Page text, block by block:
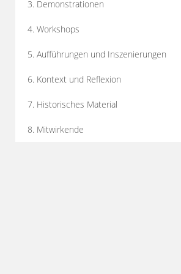
3. Demonstrationen
4. Workshops
5. Aufführungen und Inszenierungen
6. Kontext und Reflexion
7. Historisches Material
8. Mitwirkende